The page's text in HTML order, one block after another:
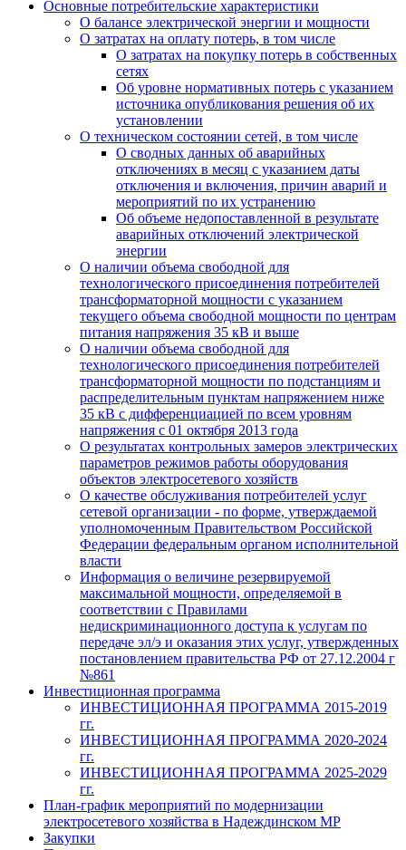
Основные потребительские характеристики
О балансе электрической энергии и мощности
О затратах на оплату потерь, в том числе
О затратах на покупку потерь в собственных
сетях
Об уровне нормативных потерь с указанием
источника опубликования решения об их
установлении
О техническом состоянии сетей, в том числе
О сводных данных об аварийных
отключениях в месяц с указанием даты
отключения и включения, причин аварий и
мероприятий по их устранению
Об объеме недопоставленной в результате
аварийных отключений электрической
энергии
О наличии объема свободной для
технологического присоединения потребителей
трансформаторной мощности с указанием
текущего объема свободной мощности по центрам
питания напряжения 35 кВ и выше
О наличии объема свободной для
технологического присоединения потребителей
трансформаторной мощности по подстанциям и
распределительным пунктам напряжением ниже
35 кВ с дифференциацией по всем уровням
напряжения с 01 октября 2013 года
О результатах контрольных замеров электрических
параметров режимов работы оборудования
объектов электросетевого хозяйств
О качестве обслуживания потребителей услуг
сетевой организации - по форме, утверждаемой
уполномоченным Правительством Российской
Федерации федеральным органом исполнительной
власти
Информация о величине резервируемой
максимальной мощности, определяемой в
соответствии с Правилами
недискриминационного доступа к услугам по
передаче эл/э и оказания этих услуг, утвержденных
постановлением правительства РФ от 27.12.2004 г
№861
Инвестиционная программа
ИНВЕСТИЦИОННАЯ ПРОГРАММА 2015-2019
гг.
ИНВЕСТИЦИОННАЯ ПРОГРАММА 2020-2024
гг.
ИНВЕСТИЦИОННАЯ ПРОГРАММА 2025-2029
гг.
План-график мероприятий по модернизации
электросетевого хозяйства в Надеждинском МР
Закупки